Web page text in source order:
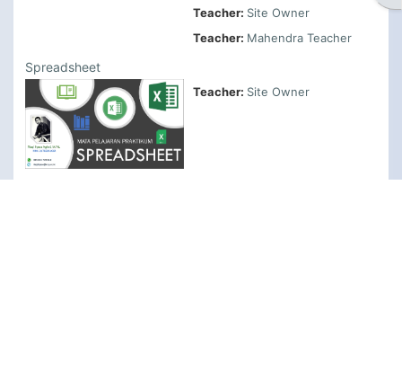
Teacher: Site Owner
Teacher: Mahendra Teacher
Spreadsheet
Teacher: Site Owner